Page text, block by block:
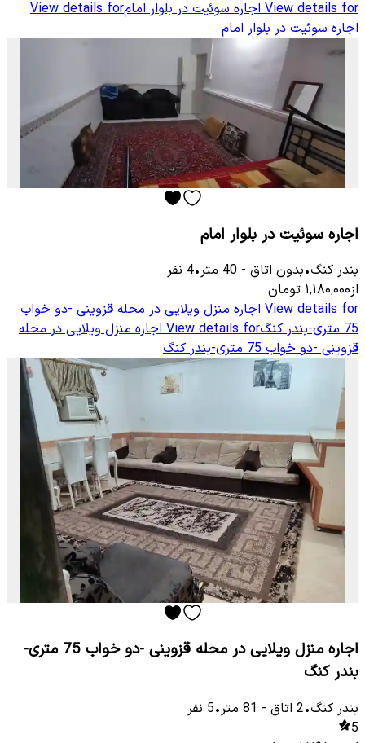
View details for اجاره سوئیت در بلوار امامView details for
اجاره سوئیت در بلوار امام
اجاره سوئیت در بلوار امام
بندر کنگ•بدون اتاق -
40 متر•
4 نفر
از۱٬۱۸۰٬۰۰۰ تومان
View details for اجاره منزل ویلایی در محله قزوینی -دو خواب
75 متری-بندر کنگ
View details for اجاره منزل ویلایی در محله
قزوینی -دو خواب 75 متری-بندر کنگ
اجاره منزل ویلایی در محله قزوینی -دو خواب 75 متری-
بندر کنگ
بندر کنگ•
2 اتاق -
81 متر•
5 نفر
5